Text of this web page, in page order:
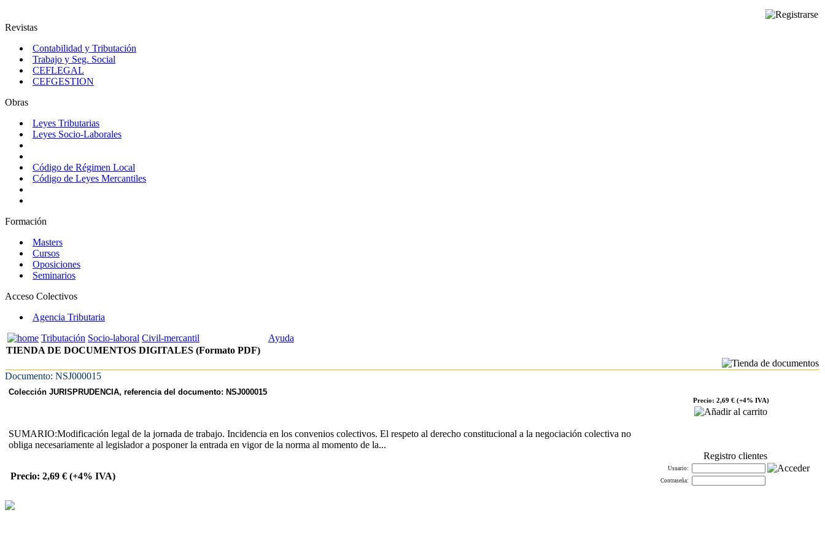
Revistas
Contabilidad y Tributación
Trabajo y Seg. Social
CEFLEGAL
CEFGESTION
Obras
Leyes Tributarias
Leyes Socio-Laborales
Código de Régimen Local
Código de Leyes Mercantiles
Formación
Masters
Cursos
Oposiciones
Seminarios
Acceso Colectivos
Agencia Tributaria
Tributación Socio-laboral Civil-mercantil
Ayuda
TIENDA DE DOCUMENTOS DIGITALES (Formato PDF)
Documento: NSJ000015
Colección JURISPRUDENCIA, referencia del documento: NSJ000015
Precio: 2,69 € (+4% IVA)
Registro clientes
Usuario:
Contraseña:
SUMARIO:Modificación legal de la jornada de trabajo. Incidencia en los convenios colectivos. El respeto al derecho constitucional a la negociación colectiva no
obliga necesariamente al legislador a posponer la entrada en vigor de la norma al momento de la...
Precio: 2,69 € (+4% IVA)